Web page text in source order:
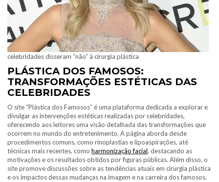
celebridades disseram “não” à cirurgia plástica
PLÁSTICA DOS FAMOSOS:
TRANSFORMAÇÕES ESTÉTICAS DAS
CELEBRIDADES
O site “Plástica dos Famosos” é uma plataforma dedicada a explorar e
divulgar as intervenções estéticas realizadas por celebridades,
oferecendo aos leitores uma visão detalhada das transformações que
ocorrem no mundo do entretenimento. A página aborda desde
procedimentos comuns, como rinoplastias e lipoaspirações, até
técnicas mais recentes, como harmonização facial, destacando as
motivações e os resultados obtidos por figuras públicas. Além disso, o
site promove discussões sobre as tendências atuais em cirurgia plástica
e os impactos dessas mudanças na imagem e na carreira dos famosos.